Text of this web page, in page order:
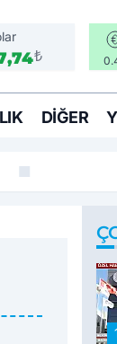
₺
DIĞER